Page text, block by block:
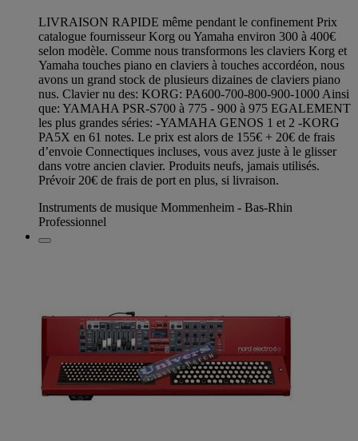
LIVRAISON RAPIDE même pendant le confinement Prix
catalogue fournisseur Korg ou Yamaha environ 300 à 400€
selon modèle. Comme nous transformons les claviers Korg et
Yamaha touches piano en claviers à touches accordéon, nous
avons un grand stock de plusieurs dizaines de claviers piano
nus. Clavier nu des: KORG: PA600-700-800-900-1000 Ainsi
que: YAMAHA PSR-S700 à 775 - 900 à 975 EGALEMENT
les plus grandes séries: -YAMAHA GENOS 1 et 2 -KORG
PA5X en 61 notes. Le prix est alors de 155€ + 20€ de frais
d’envoie Connectiques incluses, vous avez juste à le glisser
dans votre ancien clavier. Produits neufs, jamais utilisés.
Prévoir 20€ de frais de port en plus, si livraison.
Instruments de musique Mommenheim - Bas-Rhin
Professionnel